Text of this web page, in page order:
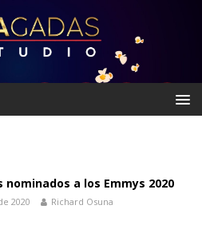
nominados a los Emmys 2020
2020 Richard Osuna